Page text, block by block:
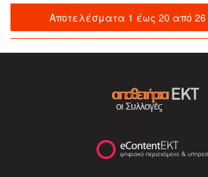
Αποτελέσματα 1 έως 20 από 26